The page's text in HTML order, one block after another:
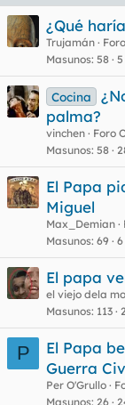
¿Qué
Trujamán
Masunos 58
Cocina
palma?
vinchen
Foro
Masunos 58
El Papa
Miguel
Max_Demian
Masunos 69 6
El papa
el viejo dela
Masunos 113
P
El Papa
Guerra
Per O'Grullo
Masunos 26